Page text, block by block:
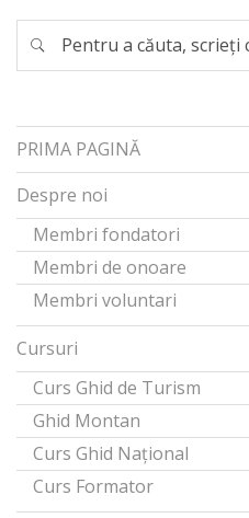
PRIMA PAGINĂ
Despre noi
Membri fondatori
Membri de onoare
Membri voluntari
Cursuri
Curs Ghid de Turism
Ghid Montan
Curs Ghid Național
Curs Formator